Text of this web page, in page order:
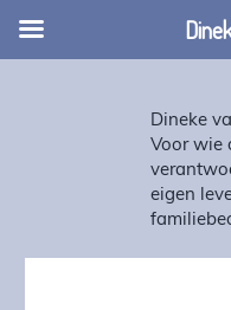
Dineke
Voor wie
eigen